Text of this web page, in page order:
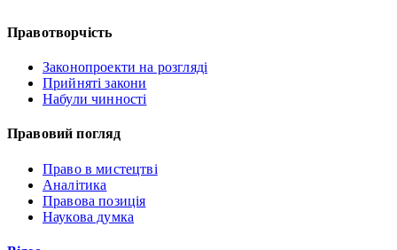
Правотворчість
Законопроекти на розгляді
Прийняті закони
Набули чинності
Правовий погляд
Право в мистецтві
Аналітика
Правова позиція
Наукова думка